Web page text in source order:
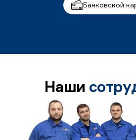
Банковской
Наши